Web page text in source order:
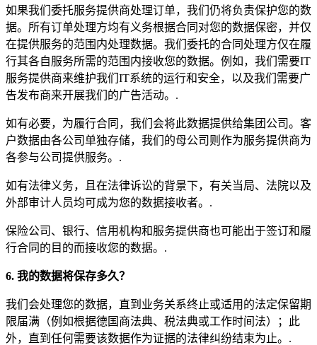
如果我们委托服务提供商处理订单，我们仍将负责保护您的数
据。所有订单处理方均有义务根据合同对您的数据保密，并仅
在提供服务的范围内处理数据。我们委托的合同处理方仅在履
行其各自服务所需的范围内接收您的数据。例如，我们需要IT
服务提供商来维护我们IT系统的运行和安全，以及我们需要广
告发布商来开展我们的广告活动。.
如有必要，为履行合同，我们会将此数据提供给集团公司。客
户数据由各公司单独存储，我们的母公司则作为服务提供商为
各参与公司提供服务。.
如有法律义务，且在法律诉讼的背景下，有关当局、法院以及
外部审计人员均可成为您的数据接收者。.
保险公司、银行、信用机构和服务提供商也可能出于签订和履
行合同的目的而接收您的数据。.
6. 我的数据将保存多久？
我们会处理您的数据，直到业务关系终止或适用的法定保留期
限届满（例如根据德国商法典、税法典或工作时间法）；此
外，直到任何需要该数据作为证据的法律纠纷结束为止。.